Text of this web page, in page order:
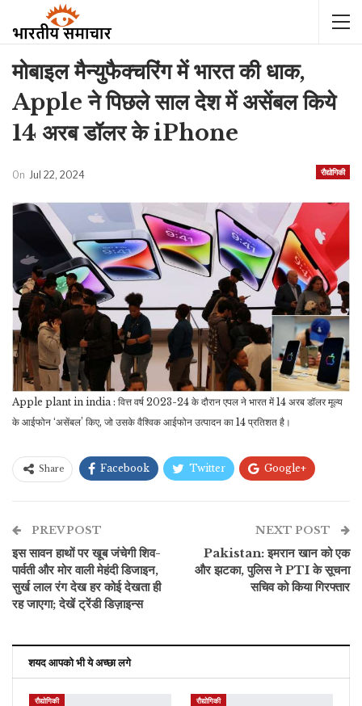
मोबाइल मैन्युफैक्चरिंग में भारत की धाक,
Apple ने पिछले साल देश में असेंबल किये
14 अरब डॉलर के iPhone
रौद्योगिकी
On Jul 22, 2024
Apple plant in india : वित्त वर्ष 2023-24 के दौरान एपल ने भारत में 14 अरब डॉलर मूल्य
के आईफोन ‘असेंबल’ किए, जो उसके वैश्विक आईफोन उत्पादन का 14 प्रतिशत है।
Share Facebook Twitter Google+
ईमेल
PREV POST
इस सावन हाथों पर खूब जंचेगी शिव-
पार्वती और मोर वाली मेहंदी डिजाइन,
सुर्ख लाल रंग देख हर कोई देखता ही
रह जाएगा; देखें ट्रेंडी डिज़ाइन्स
NEXT POST
Pakistan: इमरान खान को एक
और झटका, पुलिस ने PTI के सूचना
सचिव को किया गिरफ्तार
शयद आपको भी ये अच्छा लगे
रौद्योगिकी रौद्योगिकी